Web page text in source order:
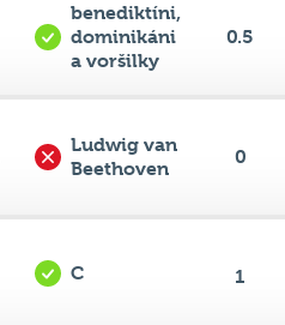
benediktíni,
dominikáni
a voršilky
0.5
Ludwig van
Beethoven
0
C 1